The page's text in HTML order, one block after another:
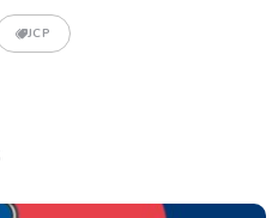
JCP